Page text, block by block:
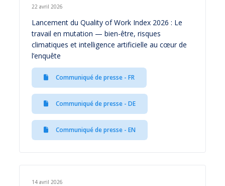
22 avril 2026
Lancement du Quality of Work Index 2026 : Le
travail en mutation — bien-être, risques
climatiques et intelligence artificielle au cœur de
l’enquête
Communiqué de presse - FR
Communiqué de presse - DE
Communiqué de presse - EN
14 avril 2026